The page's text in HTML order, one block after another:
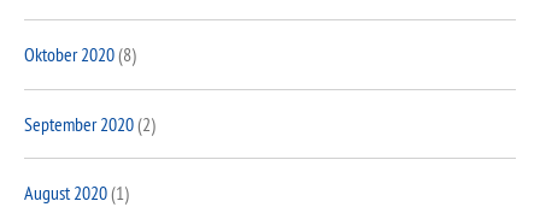
Oktober 2020(8)
September 2020(2)
August 2020(1)